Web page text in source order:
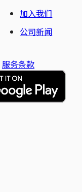
加入我们
公司新闻
服务条款